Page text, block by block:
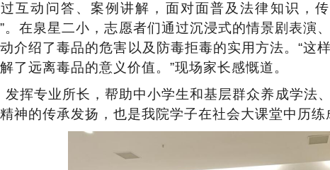
互动问答、案例讲解，面对面普及法律知识，
。在泉星二小，志愿者们通过沉浸式的情景剧表演
介绍了毒品的危害以及防毒拒毒的实用方法。“这
了远离毒品的意义价值。”现场家长感慨道。
发挥专业所长，帮助中小学生和基层群众养成学法
神的传承发扬，也是我院学子在社会大课堂中历练